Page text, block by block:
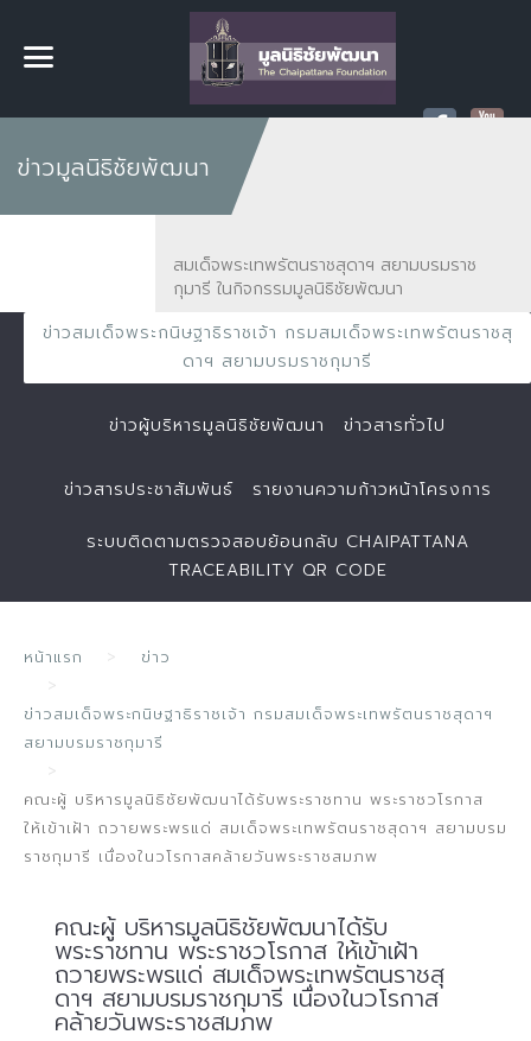
ข่าวมูลนิธิชัยพัฒนา
สมเด็จพระเทพรัตนราชสุดาฯ สยามบรมราช
กุมารี ในกิจกรรมมูลนิธิชัยพัฒนา
ข่าวสมเด็จพระกนิษฐาธิราชเจ้า กรมสมเด็จพระเทพรัตนราชสุ
ดาฯ สยามบรมราชกุมารี
ข่าวผู้บริหารมูลนิธิชัยพัฒนา ข่าวสารทั่วไป
ข่าวสารประชาสัมพันธ์ รายงานความก้าวหน้าโครงการ
ระบบติดตามตรวจสอบย้อนกลับ CHAIPATTANA
TRACEABILITY QR CODE
หน้าแรก ข่าว
ข่าวสมเด็จพระกนิษฐาธิราชเจ้า กรมสมเด็จพระเทพรัตนราชสุดาฯ
สยามบรมราชกุมารี
คณะผู้ บริหารมูลนิธิชัยพัฒนาได้รับพระราชทาน พระราชวโรกาส
ให้เข้าเฝ้า ถวายพระพรแด่ สมเด็จพระเทพรัตนราชสุดาฯ สยามบรม
ราชกุมารี เนื่องในวโรกาสคล้ายวันพระราชสมภพ
คณะผู้ บริหารมูลนิธิชัยพัฒนาได้รับ
พระราชทาน พระราชวโรกาส ให้เข้าเฝ้า
ถวายพระพรแด่ สมเด็จพระเทพรัตนราชสุ
ดาฯ สยามบรมราชกุมารี เนื่องในวโรกาส
คล้ายวันพระราชสมภพ